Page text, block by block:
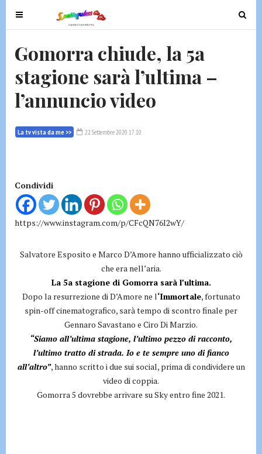
T
o
g
e
v
i
t
o
n
T
o
Gomorra chiude, la 5a
stagione sarà l’ultima –
l’annuncio video
La tv vista da me >> 22 Settembre 2020 17:10
Condividi
https://www.instagram.com/p/CFcQN76I2wY/
Salvatore Esposito e Marco D’Amore hanno ufficializzato ciò
che era nell’aria.
La 5a stagione di Gomorra sarà l’ultima.
Dopo la resurrezione di D’Amore ne l‘Immortale, fortunato
spin-off cinematografico, sarà tempo di scontro finale per
Gennaro Savastano e Ciro Di Marzio.
“Siamo all’ultima stagione, l’ultimo pezzo di racconto,
l’ultimo tratto di strada. Io e te sempre uno di fianco
all’altro”, hanno scritto i due sui social, prima di condividere un
video di coppia.
Gomorra 5 dovrebbe arrivare su Sky entro fine 2021.